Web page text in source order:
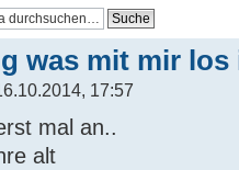
was mit mir los
17:57
mal an..
alt